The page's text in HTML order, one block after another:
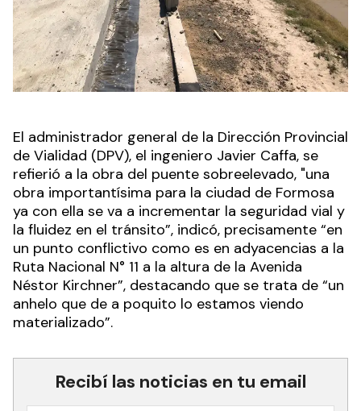
El administrador general de la Dirección Provincial
de Vialidad (DPV), el ingeniero Javier Caffa, se
refierió a la obra del puente sobreelevado, "una
obra importantísima para la ciudad de Formosa
ya con ella se va a incrementar la seguridad vial y
la fluidez en el tránsito”, indicó, precisamente “en
un punto conflictivo como es en adyacencias a la
Ruta Nacional N° 11 a la altura de la Avenida
Néstor Kirchner”, destacando que se trata de “un
anhelo que de a poquito lo estamos viendo
materializado”.
Recibí las noticias en tu email